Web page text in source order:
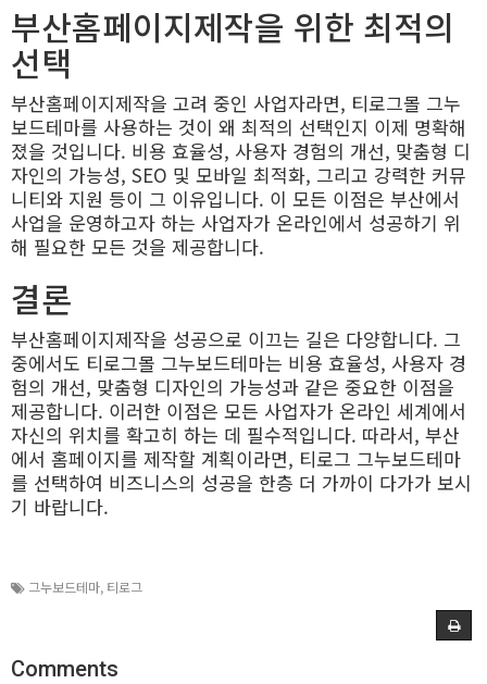
부산홈페이지제작을 위한 최적의
선택
부산홈페이지제작을 고려 중인 사업자라면, 티로그몰 그누
보드테마를 사용하는 것이 왜 최적의 선택인지 이제 명확해
졌을 것입니다. 비용 효율성, 사용자 경험의 개선, 맞춤형 디
자인의 가능성, SEO 및 모바일 최적화, 그리고 강력한 커뮤
니티와 지원 등이 그 이유입니다. 이 모든 이점은 부산에서
사업을 운영하고자 하는 사업자가 온라인에서 성공하기 위
해 필요한 모든 것을 제공합니다.
결론
부산홈페이지제작을 성공으로 이끄는 길은 다양합니다. 그
중에서도 티로그몰 그누보드테마는 비용 효율성, 사용자 경
험의 개선, 맞춤형 디자인의 가능성과 같은 중요한 이점을
제공합니다. 이러한 이점은 모든 사업자가 온라인 세계에서
자신의 위치를 확고히 하는 데 필수적입니다. 따라서, 부산
에서 홈페이지를 제작할 계획이라면, 티로그 그누보드테마
를 선택하여 비즈니스의 성공을 한층 더 가까이 다가가 보시
기 바랍니다.
그누보드테마, 티로그
Comments